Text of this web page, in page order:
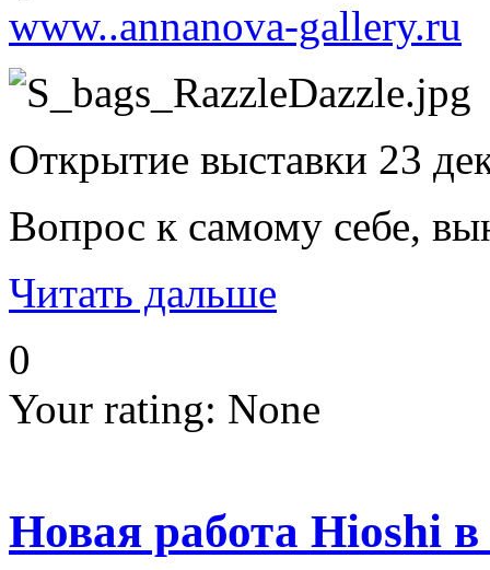
www..annanova-gallery.ru
Открытие выставки 23
Вопрос к самому себе,
Читать дальше
0
Your rating: None
Новая работа Hioshi